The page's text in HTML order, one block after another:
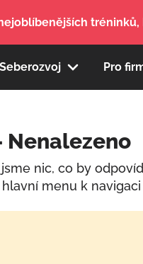
Seberozvoj Pro
Nenalezeno
nic, co by
menu k navigaci